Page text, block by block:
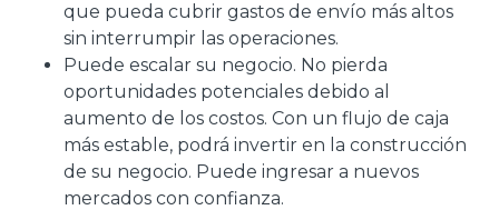
que pueda cubrir gastos de envío más altos
sin interrumpir las operaciones.
Puede escalar su negocio. No pierda
oportunidades potenciales debido al
aumento de los costos. Con un flujo de caja
más estable, podrá invertir en la construcción
de su negocio. Puede ingresar a nuevos
mercados con confianza.